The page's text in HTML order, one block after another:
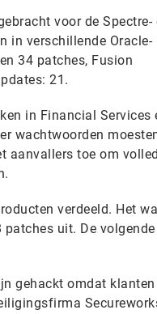
voor de Spectre-
in verschillende Oracle-
34 patches, Fusion
21.
in Financial Services
wachtwoorden
aanvallers toe om
verdeeld. Het
uit. De volgende
gehackt omdat klanten